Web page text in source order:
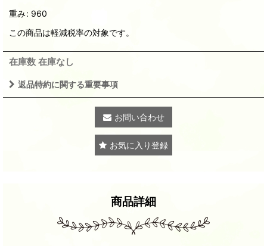
重み: 960
この商品は軽減税率の対象です。
在庫数 在庫なし
返品特約に関する重要事項
お問い合わせ
お気に入り登録
商品詳細